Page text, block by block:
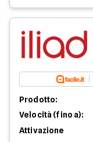
Prodotto:
Velocità (fino a):
Attivazione